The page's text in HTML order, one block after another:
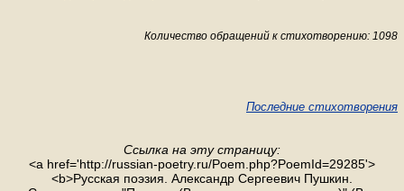
Количество обращений к стихотворению: 1098
Последние стихотворения
Ссылка на эту страницу:
<a href='http://russian-poetry.ru/Poem.php?PoemId=29285'>
<b>Русская поэзия. Александр Сергеевич Пушкин.